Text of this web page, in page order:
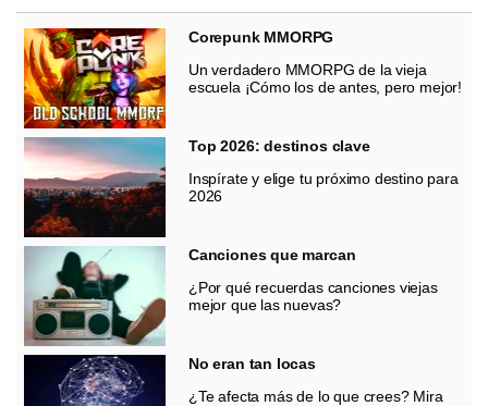
Corepunk MMORPG
Un verdadero MMORPG de la vieja
escuela ¡Cómo los de antes, pero mejor!
Top 2026: destinos clave
Inspírate y elige tu próximo destino para
2026
Canciones que marcan
¿Por qué recuerdas canciones viejas
mejor que las nuevas?
No eran tan locas
¿Te afecta más de lo que crees? Mira